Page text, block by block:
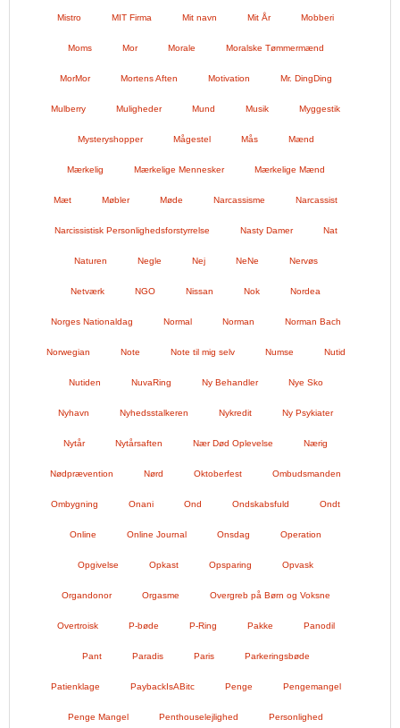
Mistro MIT Firma Mit navn Mit År Mobberi
Moms Mor Morale Moralske Tømmermænd
MorMor Mortens Aften Motivation Mr. DingDing
Mulberry Muligheder Mund Musik Myggestik
Mysteryshopper Mågestel Mås Mænd
Mærkelig Mærkelige Mennesker Mærkelige Mænd
Mæt Møbler Møde Narcassisme Narcassist
Narcissistisk Personlighedsforstyrrelse Nasty Damer Nat
Naturen Negle Nej NeNe Nervøs
Netværk NGO Nissan Nok Nordea
Norges Nationaldag Normal Norman Norman Bach
Norwegian Note Note til mig selv Numse Nutid
Nutiden NuvaRing Ny Behandler Nye Sko
Nyhavn Nyhedsstalkeren Nykredit Ny Psykiater
Nytår Nytårsaften Nær Død Oplevelse Nærig
Nødprævention Nørd Oktoberfest Ombudsmanden
Ombygning Onani Ond Ondskabsfuld Ondt
Online Online Journal Onsdag Operation
Opgivelse Opkast Opsparing Opvask
Organdonor Orgasme Overgreb på Børn og Voksne
Overtroisk P-bøde P-Ring Pakke Panodil
Pant Paradis Paris Parkeringsbøde
Patienklage PaybackIsABitc Penge Pengemangel
Penge Mangel Penthouselejlighed Personlighed